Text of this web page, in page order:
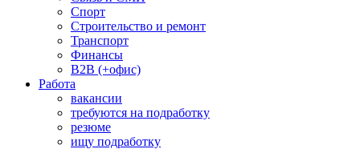
Спорт
Строительство и ремонт
Транспорт
Финансы
B2B (+офис)
Работа
вакансии
требуются на подработку
резюме
ищу подработку